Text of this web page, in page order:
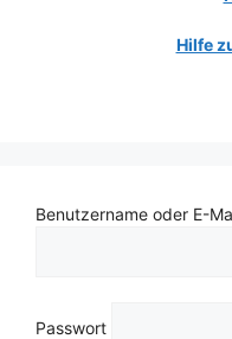
Hilfe
Benutzername oder E-
Passwort